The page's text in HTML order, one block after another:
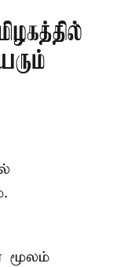
மூலம்